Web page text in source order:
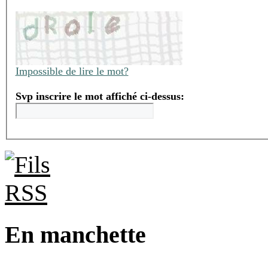
Impossible de lire le mot?
Svp inscrire le mot affiché ci-dessus:
En manchette